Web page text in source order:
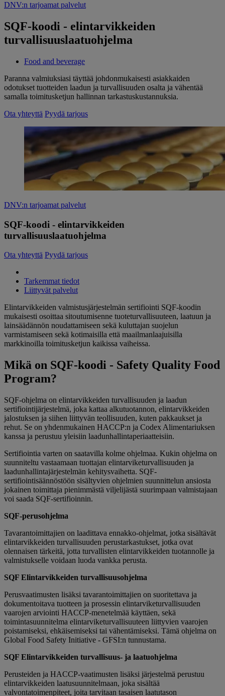
DNV:n tarjoamat palvelut
SQF-koodi - elintarvikkeiden
turvallisuuslaatuohjelma
Food and beverage
Paranna valmiuksiasi täyttää johdonmukaisesti asiakkaiden
odotukset tuotteiden laadun ja turvallisuuden osalta ja vähentää
samalla toimitusketjun hallinnan tarkastuskustannuksia.
Ota yhteyttä Pyydä tarjous
DNV:n tarjoamat palvelut
SQF-koodi - elintarvikkeiden
turvallisuuslaatuohjelma
Ota yhteyttä Pyydä tarjous
Tarkemmat tiedot
Liittyvät palvelut
Elintarvikkeiden valmistusjärjestelmän sertifiointi SQF-koodin
mukaisesti osoittaa sitoutumisenne tuoteturvallisuuteen, laatuun ja
lainsäädännön noudattamiseen sekä kuluttajan suojelun
varmistamiseen sekä kotimaisilla että maailmanlaajuisilla
markkinoilla toimitusketjun kaikissa vaiheissa.
Mikä on SQF-koodi - Safety Quality Food
Program?
SQF-ohjelma on elintarvikkeiden turvallisuuden ja laadun
sertifiointijärjestelmä, joka kattaa alkutuotannon, elintarvikkeiden
jalostuksen ja siihen liittyvän teollisuuden, kuten pakkaukset ja
rehut. Se on yhdenmukainen HACCP:n ja Codex Alimentariuksen
kanssa ja perustuu yleisiin laadunhallintaperiaatteisiin.
Sertifiointia varten on saatavilla kolme ohjelmaa. Kukin ohjelma on
suunniteltu vastaamaan tuottajan elintarviketurvallisuuden ja
laadunhallintajärjestelmän kehitysvaihetta. SQF-
sertifiointisäännöstöön sisältyvien ohjelmien suunnittelun ansiosta
jokainen toimittaja pienimmästä viljelijästä suurimpaan valmistajaan
voi saada SQF-sertifioinnin.
SQF-perusohjelma
Tavarantoimittajien on laadittava ennakko-ohjelmat, jotka sisältävät
elintarvikkeiden turvallisuuden perustarkastukset, jotka ovat
olennaisen tärkeitä, jotta turvallisten elintarvikkeiden tuotannolle ja
valmistukselle voidaan luoda vankka perusta.
SQF Elintarvikkeiden turvallisuusohjelma
Perusvaatimusten lisäksi tavarantoimittajien on suoritettava ja
dokumentoitava tuotteen ja prosessin elintarviketurvallisuuden
vaarojen arviointi HACCP-menetelmää käyttäen, sekä
toimintasuunnitelma elintarviketurvallisuuteen liittyvien vaarojen
poistamiseksi, ehkäisemiseksi tai vähentämiseksi. Tämä ohjelma on
Global Food Safety Initiative - GFSI:n tunnustama.
SQF Elintarvikkeiden turvallisuus- ja laatuohjelma
Perusteiden ja HACCP-vaatimusten lisäksi järjestelmä perustuu
elintarvikkeiden laatusuunnitelmaan, joka sisältää
valvontatoimenpiteet, joita tarvitaan tasaisen laatutason